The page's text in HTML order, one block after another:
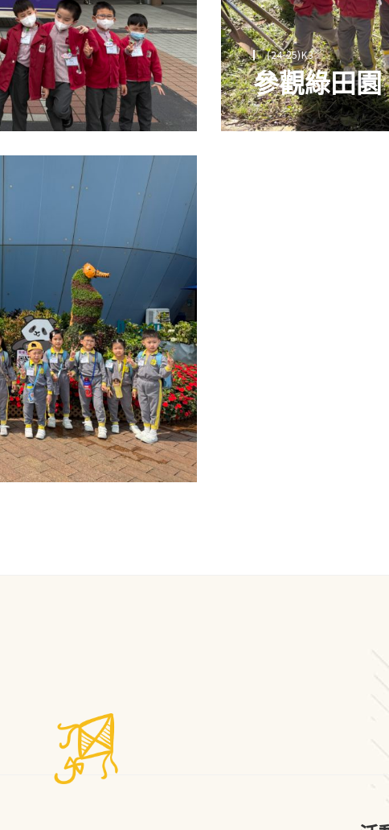
(24-25)K3
參觀綠田園